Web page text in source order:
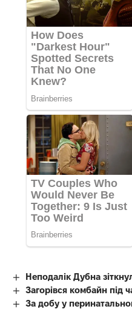
Неподалік Дубна
Загорівся комбайн під
За добу у